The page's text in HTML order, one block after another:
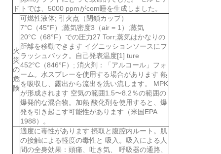
ド トでは、5000 ppmがcom睡を生成しました。
火
災
の
危
険
可燃性液体; 引火点（閉鎖カップ）
7°C（45°F）;蒸気密度3（air = 1）;蒸気
20°C（68°F）での圧力27 Torr;蒸気はかなりの
距離を移動できます イグニッションソースにフ
ラッシュバック。自己発表温度[1] ture
452°C（846°F）; 消火剤：「アルコール」フォ
ーム。水スプレーを使用する場合があります 熱
を吸収し、露出から流出を洗い流します。 MPK
が形成されます 空気の範囲1.5〜8.2％の範囲の
爆発的な混合物。加熱 酸化剤を使用すると、爆
発を引き起こす可能性があります（米国EPA
1988）。
適度に毒性があります 摂取と腹腔内ルート。肌
の接触による軽度の毒性と 吸入。吸入による人
間の全身効果：頭痛、吐き気、 呼吸器の通路、